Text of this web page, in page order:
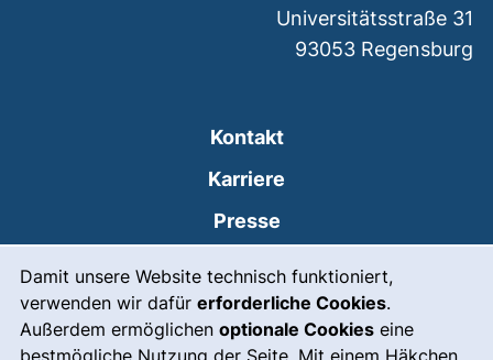
Damit unsere Website technisch funktioniert,
verwenden wir dafür erforderliche Cookies.
Außerdem ermöglichen optionale Cookies eine
bestmögliche Nutzung der Seite. Mit einem Häkchen
Kontakt
Karriere
Presse
Leichte Sprache
Gebärdensprache
Universitätsstraße 31
93053 Regensburg